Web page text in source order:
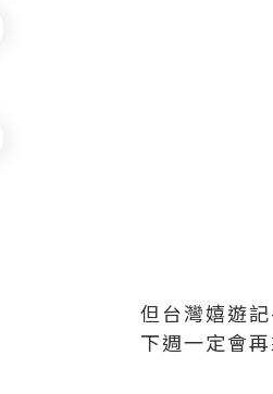
但台灣嬉遊
下週一定會